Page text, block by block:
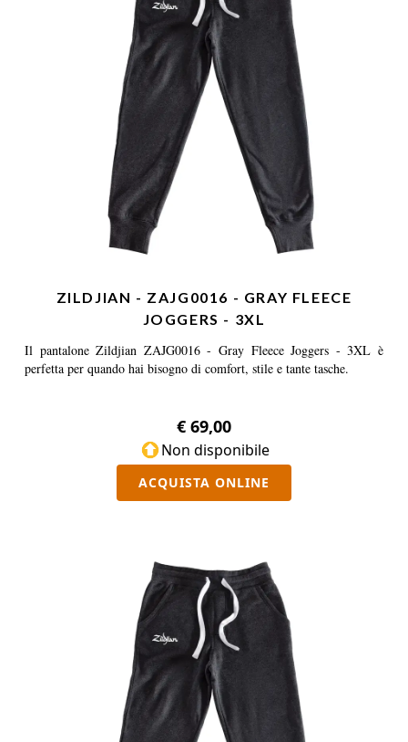
ZILDJIAN - ZAJG0016 - GRAY FLEECE
JOGGERS - 3XL
Il pantalone Zildjian ZAJG0016 - Gray Fleece Joggers - 3XL è
perfetta per quando hai bisogno di comfort, stile e tante tasche.
€ 69,00
Non disponibile
ACQUISTA ONLINE